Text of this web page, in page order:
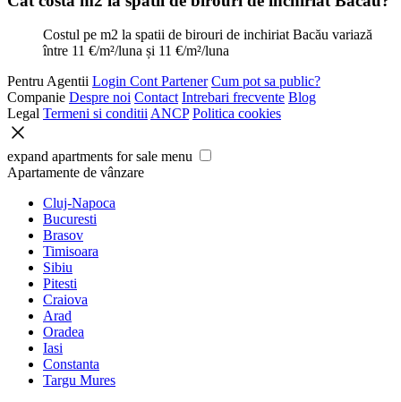
Costul pe m2 la spatii de birouri de inchiriat Bacău variază
între 11 €/m²/luna și 11 €/m²/luna
Pentru Agentii Login Cont Partener Cum pot sa public?
Companie Despre noi Contact Intrebari frecvente Blog
Legal Termeni si conditiiANCP Politica cookies
expand apartments for sale menu
Apartamente de vânzare
Cluj-Napoca
Bucuresti
Brasov
Timisoara
Sibiu
Pitesti
Craiova
Arad
Oradea
Iasi
Constanta
Targu Mures